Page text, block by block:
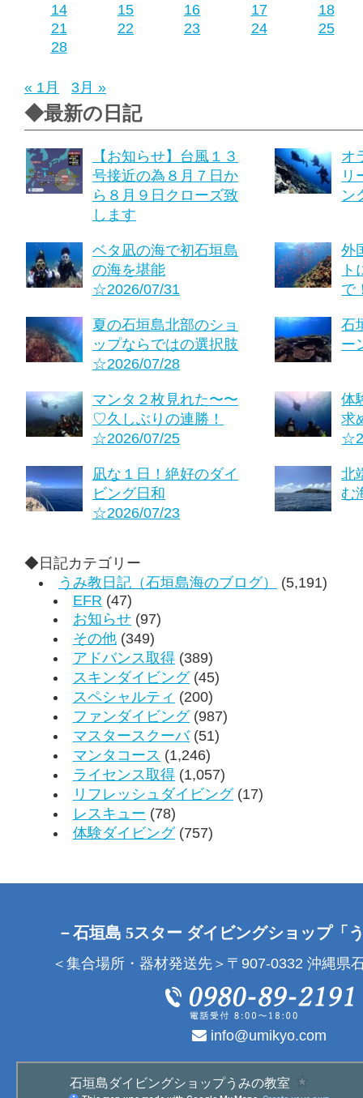
14
15 16 17
18
21
22 23 24
25
28
« 1月 3月 »
◆最新の日記
【お知らせ】台風１３
号接近の為８月７日か
ら８月９日クローズ致
します
オ
リ
ン
ベタ凪の海で初石垣島
の海を堪能
☆2026/07/31
外
ト
で
夏の石垣島北部のショ
ップならではの選択肢
☆2026/07/28
石
ー
マンタ２枚見れた〜〜
♡久しぶりの連勝！
☆2026/07/25
体
求
凪な１日！絶好のダイ
ビング日和
☆2026/07/23
北
む
◆日記カテゴリー
うみ教日記（石垣島海のブログ）
(5,191)
EFR (47)
お知らせ (97)
その他 (349)
アドバンス取得 (389)
スキンダイビング(45)
スペシャルティ (200)
ファンダイビング(987)
マスタースクーバ(51)
マンタコース (1,246)
ライセンス取得 (1,057)
リフレッシュダイビング(17)
レスキュー (78)
体験ダイビング(757)
－石垣島 5スター ダイビングショップ「
＜集合場所・器材発送先＞〒907-0332 沖縄県
info@umikyo.com